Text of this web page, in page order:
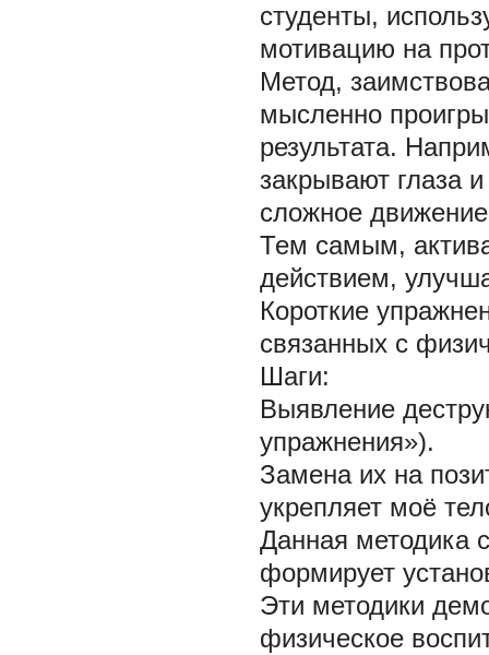
студенты,
мотивацию на
Метод,
мысленно
результата.
закрывают глаза
сложное
Тем самым,
действием,
Короткие
связанных с
Шаги:
Выявление
упражнения»).
Замена их на
укрепляет моё
Данная методика
формирует
Эти методики
физическое